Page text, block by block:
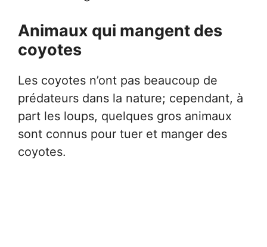
Animaux qui mangent des
coyotes
Les coyotes n’ont pas beaucoup de
prédateurs dans la nature; cependant, à
part les loups, quelques gros animaux
sont connus pour tuer et manger des
coyotes.